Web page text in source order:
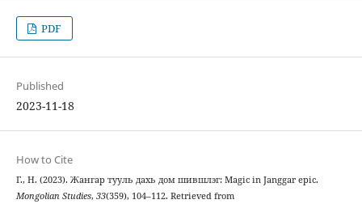
PDF
Published
2023-11-18
How to Cite
Г., Н. (2023). Жангар тууль дахь дом шившлэг: Magic in Janggar epic.
Mongolian Studies, 33(359), 104–112. Retrieved from